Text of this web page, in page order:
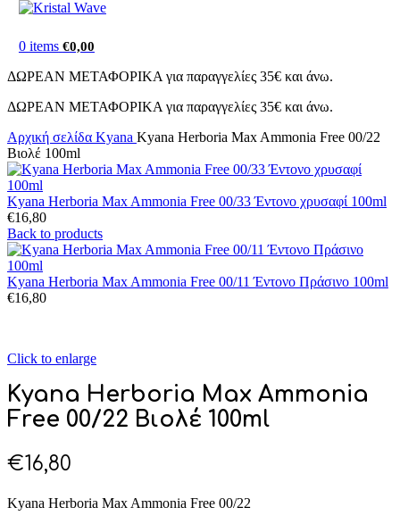
0 items €0,00
ΔΩΡΕΑΝ ΜΕΤΑΦΟΡΙΚΑ για παραγγελίες 35€ και άνω.
ΔΩΡΕΑΝ ΜΕΤΑΦΟΡΙΚΑ για παραγγελίες 35€ και άνω.
Αρχική σελίδα Kyana Kyana Herboria Max Ammonia Free 00/22
Βιολέ 100ml
Kyana Herboria Max Ammonia Free 00/33 Έντονο χρυσαφί 100ml
€16,80
Back to products
Kyana Herboria Max Ammonia Free 00/11 Έντονο Πράσινο 100ml
€16,80
Click to enlarge
Kyana Herboria Max Ammonia
Free 00/22 Βιολέ 100ml
€16,80
Kyana Herboria Max Ammonia Free 00/22